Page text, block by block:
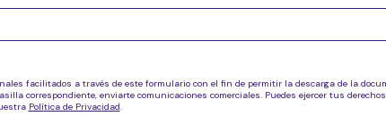
facilitados a través de este formulario con el fin de permitir la descarga de la
correspondiente, enviarte comunicaciones comerciales. Puedes ejercer tus
Política de Privacidad.